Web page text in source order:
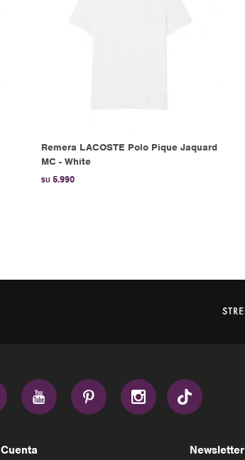
Remera LACOSTE Polo Pique Jaquard
MC - White
$U 5.990
  
Cuenta Newsletter